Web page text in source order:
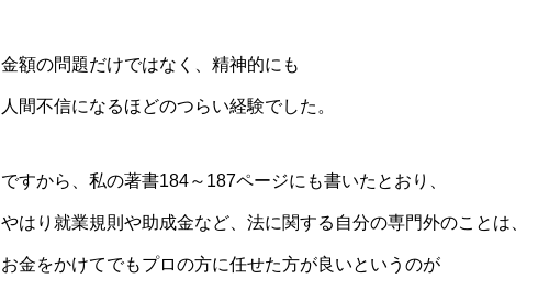
金額の問題だけではなく、精神的にも
人間不信になるほどのつらい経験でした。
ですから、私の著書184～187ページにも書いたとおり、
やはり就業規則や助成金など、法に関する自分の専門外のことは、
お金をかけてでもプロの方に任せた方が良いというのが